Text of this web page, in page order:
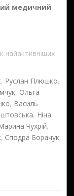
медичний
, Руслан Плюшко,
, Ольга
, Василь
, Ніна
Чухрій,
, Сподра Борачук,